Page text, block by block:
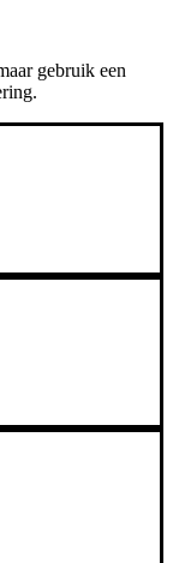
gebruik een